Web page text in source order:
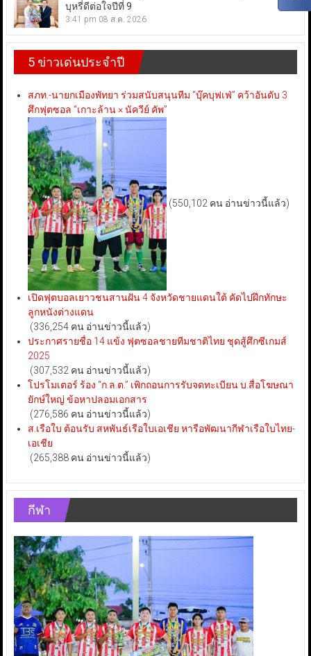
บุหรี่ดีต่อใจปีที่ 9
3:41 pm 08 ส.ค. 2026
5 ข่าวเด่นประจำปี
สภท.-นายกเมืองพัทยา ร่วมสนับสนุนทีม “บุ๊คบุฟเฟ่” คว้าอันดับ 3
ศึกฟุตซอล “เกาะล้าน × นัควีย์ คัพ”
(550,102 คน อ่านข่าวนี้แล้ว)
เปิดฟุตบอลเยาวชนสานฝัน 4 จังหวัดชายแดนใต้ คัดไปฝึกทักษะ
ลูกหนังต่างแดน
(336,254 คน อ่านข่าวนี้แล้ว)
ประกาศรายชื่อ 14 แข้ง ฟุตซอลชายทีมชาติไทย ชุดสู้ศึกซีเกมส์
2025
(307,532 คน อ่านข่าวนี้แล้ว)
โปรโมเตอร์ ร้อง “ก.ล.ต.” เพิกถอนการรับจดทะเบียน บ.สื่อโฆษณา
ยักษ์ใหญ่ ข้อหาปลอมเอกสาร
(276,586 คน อ่านข่าวนี้แล้ว)
ส.เรือใบ ต้อนรับ สหพันธ์เรือใบเอเชีย หารือพัฒนากีฬาเรือใบไทย-
เอเชีย
(265,388 คน อ่านข่าวนี้แล้ว)
กีฬา